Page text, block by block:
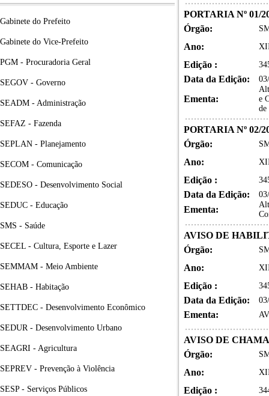
Gabinete do Prefeito
Gabinete do Vice-Prefeito
PGM - Procuradoria Geral
SEGOV - Governo
SEADM - Administração
SEFAZ - Fazenda
SEPLAN - Planejamento
SECOM - Comunicação
SEDESO - Desenvolvimento Social
SEDUC - Educação
SMS - Saúde
SECEL - Cultura, Esporte e Lazer
SEMMAM - Meio Ambiente
SEHAB - Habitação
SETTDEC - Desenvolvimento Econômico
SEDUR - Desenvolvimento Urbano
SEAGRI - Agricultura
SEPREV - Prevenção à Violência
SESP - Serviços Públicos
PORTARIA Nº 01/
Órgão:
Ano:
Edição :
Data da Edição:
Ementa:
e
de
PORTARIA Nº 02/
Órgão:
Ano:
Edição :
Data da Edição:
Ementa:
AVISO DE
Órgão:
Ano:
Edição :
Data da Edição:
Ementa:
AVISO DE
Órgão:
Ano:
Edição :